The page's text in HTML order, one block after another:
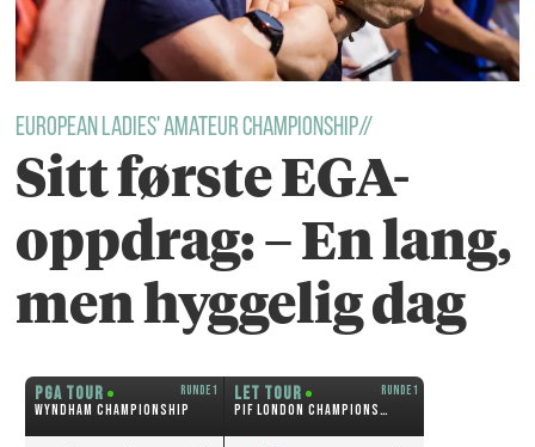
European Ladies' Amateur Championship//
Sitt første EGA-
oppdrag: – En lang,
men hyggelig dag